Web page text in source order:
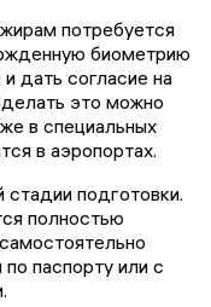
потребуется
биометрию
дать согласие на
это можно
в специальных
в аэропортах.
подготовки.
полностью
паспорту или с